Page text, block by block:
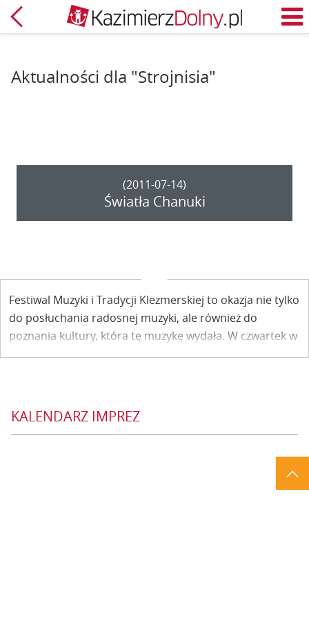
Powrót
Aktualności dla "Strojnisia"
(2011-07-14)
Światła Chanuki
Festiwal Muzyki i Tradycji Klezmerskiej to okazja nie tylko
do posłuchania radosnej muzyki, ale również do
poznania kultury, która tę muzykę wydała. W czwartek w
restauracji Vincent festiwalowa publiczność poznała
KALENDARZ IMPREZ